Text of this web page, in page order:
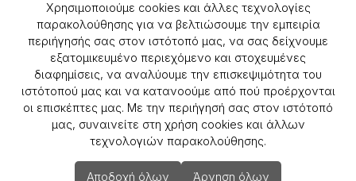
Copyright © 2025 Karakolis.gr All Rights Reserved.
Χρησιμοποιούμε cookies και άλλες τεχνολογίες
παρακολούθησης για να βελτιώσουμε την εμπειρία
περιήγησής σας στον ιστότοπό μας, να σας δείχνουμε
εξατομικευμένο περιεχόμενο και στοχευμένες
διαφημίσεις, να αναλύουμε την επισκεψιμότητα του
ιστότοπού μας και να κατανοούμε από πού προέρχονται
οι επισκέπτες μας. Με την περιήγησή σας στον ιστότοπό
μας, συναινείτε στη χρήση cookies και άλλων
τεχνολογιών παρακολούθησης.
Αποδοχή όλων Άρνηση όλων